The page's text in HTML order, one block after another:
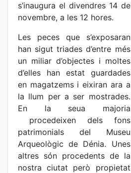
s’inaugura el divendres 14 de
novembre, a les 12 hores.
Les peces que s’exposaran
han sigut triades d’entre més
un miliar d’objectes i moltes
d’elles han estat guardades
en magatzems i eixiran ara a
la llum per a ser mostrades.
En la seua majoria
procedeixen dels fons
patrimonials del Museu
Arqueològic de Dénia. Unes
altres són procedents de la
nostra ciutat però propietat